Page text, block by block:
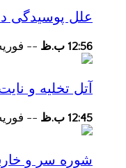
علل پوسیدگی
12:56 ب.ظ -- فوریه 10,
آتل تخلیه و
12:45 ب.ظ -- فوریه 6,
شوره سر و